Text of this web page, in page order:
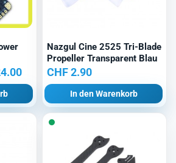
Aktueller
Preis
ist:
CHF 24.00.
Nazgul Cine 2525 Tri-Blade
Propeller Transparent Blau
CHF2.90
In den Warenkorb